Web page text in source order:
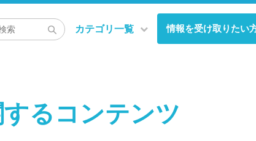
カテゴリ一覧 情報を受け取りたい
るコンテンツ